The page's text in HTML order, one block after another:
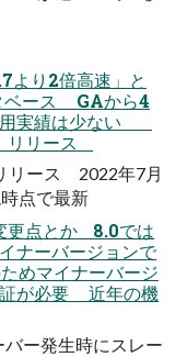
り2倍高速」と
ベース GAから4
用実績は少ない
リース
リース 2022年7月
点で最新
更点とか 8.0では
ナーバージョンで
めマイナーバージ
証が必要 近年の機
ー発生時にスレー